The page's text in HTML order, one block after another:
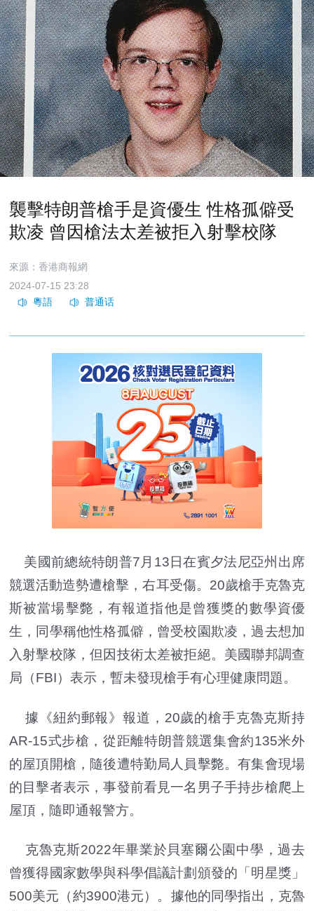
襲擊特朗普槍手是資優生 性格孤僻受
欺凌 曾因槍法太差被拒入射擊校隊
來源：香港商報網
2024-07-15 23:28
美國前總統特朗普7月13日在賓夕法尼亞州出席
競選活動造勢遭槍擊，右耳受傷。20歲槍手克魯克
斯被當場擊斃，有報道指他是曾獲獎的數學資優
生，同學稱他性格孤僻，曾受校園欺凌，過去想加
入射擊校隊，但因技術太差被拒絕。美國聯邦調查
局（FBI）表示，暫未發現槍手有心理健康問題。
據《紐約郵報》報道，20歲的槍手克魯克斯持
AR-15式步槍，從距離特朗普競選集會約135米外
的屋頂開槍，隨後遭特勤局人員擊斃。有集會現場
的目擊者表示，事發前看見一名男子手持步槍爬上
屋頂，隨即通報警方。
克魯克斯2022年畢業於貝塞爾公園中學，過去
曾獲得國家數學與科學倡議計劃頒發的「明星獎」
500美元（約3900港元）。據他的同學指出，克魯